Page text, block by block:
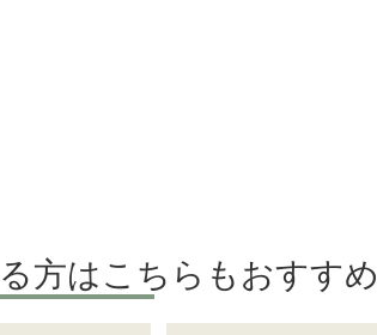
方はこちらもおすすめ